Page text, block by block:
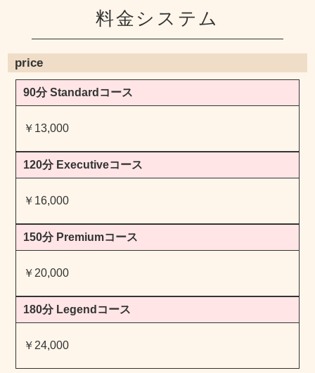
料金システム
price
90分 Standardコース
￥13,000
120分 Executiveコース
￥16,000
150分 Premiumコース
￥20,000
180分 Legendコース
￥24,000